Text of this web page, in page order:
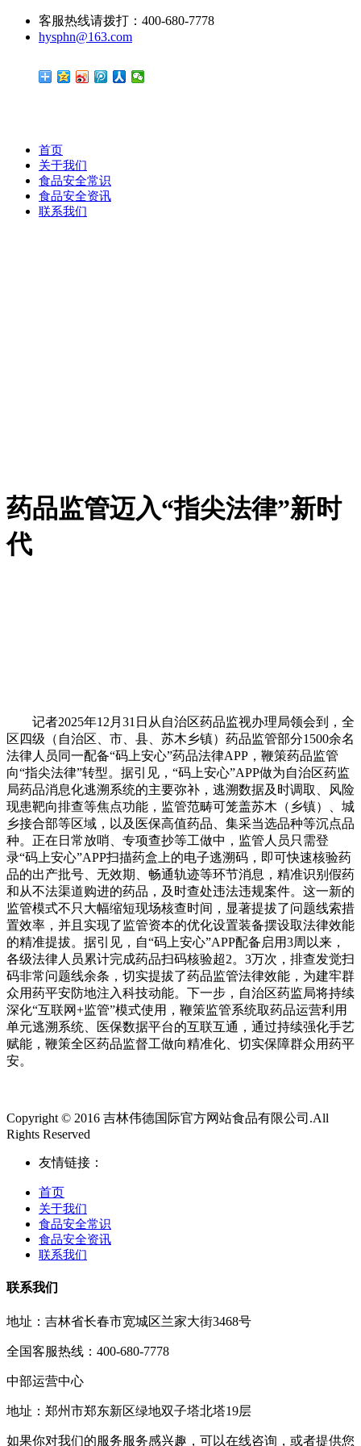
客服热线请拨打：400-680-7778
hysphn@163.com
首页
关于我们
食品安全常识
食品安全资讯
联系我们
药品监管迈入“指尖法律”新时
代
记者2025年12月31日从自治区药品监视办理局领会到，全
区四级（自治区、市、县、苏木乡镇）药品监管部分1500余名
法律人员同一配备“码上安心”药品法律APP，鞭策药品监管
向“指尖法律”转型。据引见，“码上安心”APP做为自治区药监
局药品消息化逃溯系统的主要弥补，逃溯数据及时调取、风险
现患靶向排查等焦点功能，监管范畴可笼盖苏木（乡镇）、城
乡接合部等区域，以及医保高值药品、集采当选品种等沉点品
种。正在日常放哨、专项查抄等工做中，监管人员只需登
录“码上安心”APP扫描药盒上的电子逃溯码，即可快速核验药
品的出产批号、无效期、畅通轨迹等环节消息，精准识别假药
和从不法渠道购进的药品，及时查处违法违规案件。这一新的
监管模式不只大幅缩短现场核查时间，显著提拔了问题线索措
置效率，并且实现了监管资本的优化设置装备摆设取法律效能
的精准提拔。据引见，自“码上安心”APP配备启用3周以来，
各级法律人员累计完成药品扫码核验超2。3万次，排查发觉扫
码非常问题线余条，切实提拔了药品监管法律效能，为建牢群
众用药平安防地注入科技动能。下一步，自治区药监局将持续
深化“互联网+监管”模式使用，鞭策监管系统取药品运营利用
单元逃溯系统、医保数据平台的互联互通，通过持续强化手艺
赋能，鞭策全区药品监督工做向精准化、切实保障群众用药平
安。
Copyright © 2016 吉林伟德国际官方网站食品有限公司.All
Rights Reserved
友情链接：
首页
关于我们
食品安全常识
食品安全资讯
联系我们
联系我们
地址：吉林省长春市宽城区兰家大街3468号
全国客服热线：400-680-7778
中部运营中心
地址：郑州市郑东新区绿地双子塔北塔19层
如果你对我们的服务服务感兴趣，可以在线咨询，或者提供您